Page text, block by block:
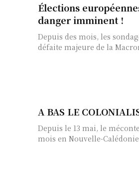
Élections
danger imminent !
Depuis des mois, les
défaite majeure de la
A BAS LE
Depuis le 13 mai, le
mois en Nouvelle-